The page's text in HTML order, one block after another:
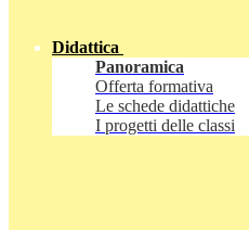
Didattica
Panoramica
Offerta formativa
Le schede didattiche
I progetti delle classi